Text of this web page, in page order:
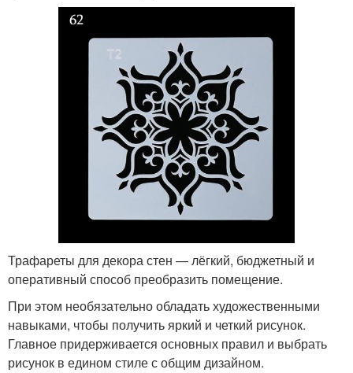
Трафареты для декора стен — лёгкий, бюджетный и
оперативный способ преобразить помещение.
При этом необязательно обладать художественными
навыками, чтобы получить яркий и четкий рисунок.
Главное придерживается основных правил и выбрать
рисунок в едином стиле с общим дизайном.